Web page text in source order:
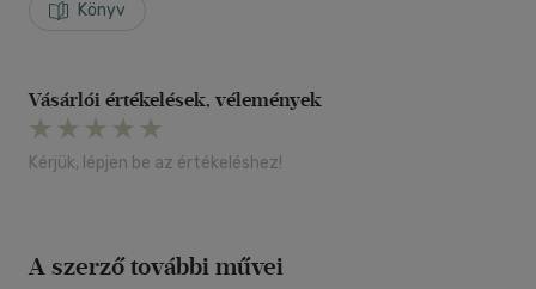
Könyv
Vásárlói értékelések, vélemények
Kérjük, lépjen be az értékeléshez!
A szerző további művei